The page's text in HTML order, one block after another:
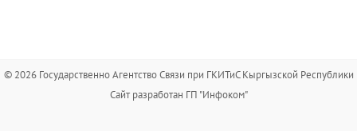
© 2026 Государственно Агентство Связи при ГКИТиС Кыргызской Республики
Сайт разработан ГП "Инфоком"